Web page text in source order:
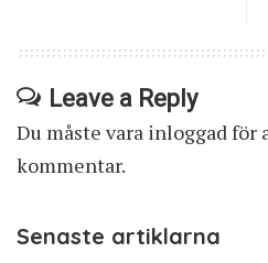
Leave a Reply
Du måste vara inloggad för
kommentar.
Senaste artiklarna